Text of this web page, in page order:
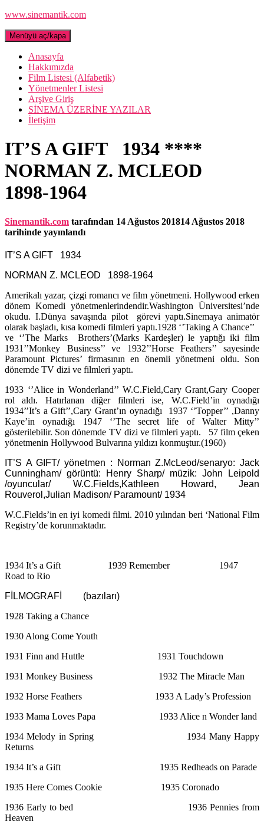
www.sinemantik.com
Menüyü aç/kapa
Anasayfa
Hakkımızda
Film Listesi (Alfabetik)
Yönetmenler Listesi
Arşive Giriş
SİNEMA ÜZERİNE YAZILAR
İletişim
IT’S A GIFT 1934 ****
NORMAN Z. MCLEOD
1898-1964
Sinemantik.com tarafından 14 Ağustos 201814 Ağustos 2018
tarihinde yayınlandı
IT’S A GIFT 1934
NORMAN Z. MCLEOD 1898-1964
Amerikalı yazar, çizgi romancı ve film yönetmeni. Hollywood erken
dönem Komedi yönetmenlerindendir.Washington Üniversitesi’nde
okudu. I.Dünya savaşında pilot görevi yaptı.Sinemaya animatör
olarak başladı, kısa komedi filmleri yaptı.1928 ‘’Taking A Chance’’
ve ‘’The Marks Brothers’(Marks Kardeşler) le yaptığı iki film
1931’’Monkey Business’’ ve 1932’’Horse Feathers’’ sayesinde
Paramount Pictures’ firmasının en önemli yönetmeni oldu. Son
dönemde TV dizi ve filmleri yaptı.
1933 ‘’Alice in Wonderland’’ W.C.Field,Cary Grant,Gary Cooper
rol aldı. Hatırlanan diğer filmleri ise, W.C.Field’in oynadığı
1934’’It’s a Gift’’,Cary Grant’ın oynadığı 1937 ‘’Topper’’ ,Danny
Kaye’in oynadığı 1947 ‘’The secret life of Walter Mitty’’
gösterilebilir. Son dönemde TV dizi ve filmleri yaptı. 57 film çeken
yönetmenin Hollywood Bulvarına yıldızı konmuştur.(1960)
IT’S A GIFT/ yönetmen : Norman Z.McLeod/senaryo: Jack
Cunningham/ görüntü: Henry Sharp/ müzik: John Leipold
/oyuncular/ W.C.Fields,Kathleen Howard, Jean
Rouverol,Julian Madison/ Paramount/ 1934
W.C.Fields’in en iyi komedi filmi. 2010 yılından beri ‘National Film
Registry’de korunmaktadır.
1934 It’s a Gift 1939 Remember 1947
Road to Rio
FİLMOGRAFİ (bazıları)
1928 Taking a Chance
1930 Along Come Youth
1931 Finn and Huttle 1931 Touchdown
1931 Monkey Business 1932 The Miracle Man
1932 Horse Feathers 1933 A Lady’s Profession
1933 Mama Loves Papa 1933 Alice n Wonder land
1934 Melody in Spring 1934 Many Happy
Returns
1934 It’s a Gift 1935 Redheads on Parade
1935 Here Comes Cookie 1935 Coronado
1936 Early to bed 1936 Pennies from
Heaven